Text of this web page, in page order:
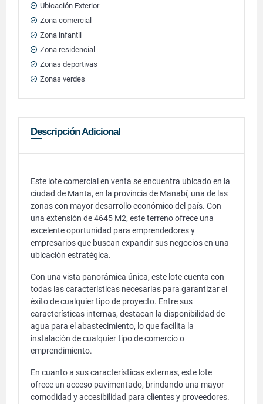
Ubicación Exterior
Zona comercial
Zona infantil
Zona residencial
Zonas deportivas
Zonas verdes
Descripción Adicional
Este lote comercial en venta se encuentra ubicado en la
ciudad de Manta, en la provincia de Manabí, una de las
zonas con mayor desarrollo económico del país. Con
una extensión de 4645 M2, este terreno ofrece una
excelente oportunidad para emprendedores y
empresarios que buscan expandir sus negocios en una
ubicación estratégica.
Con una vista panorámica única, este lote cuenta con
todas las características necesarias para garantizar el
éxito de cualquier tipo de proyecto. Entre sus
características internas, destacan la disponibilidad de
agua para el abastecimiento, lo que facilita la
instalación de cualquier tipo de comercio o
emprendimiento.
En cuanto a sus características externas, este lote
ofrece un acceso pavimentado, brindando una mayor
comodidad y accesibilidad para clientes y proveedores.